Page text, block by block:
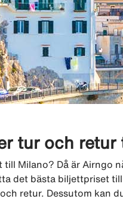
tur och retur
Milano? Då är Airngo
det bästa biljettpriset
retur. Dessutom kan